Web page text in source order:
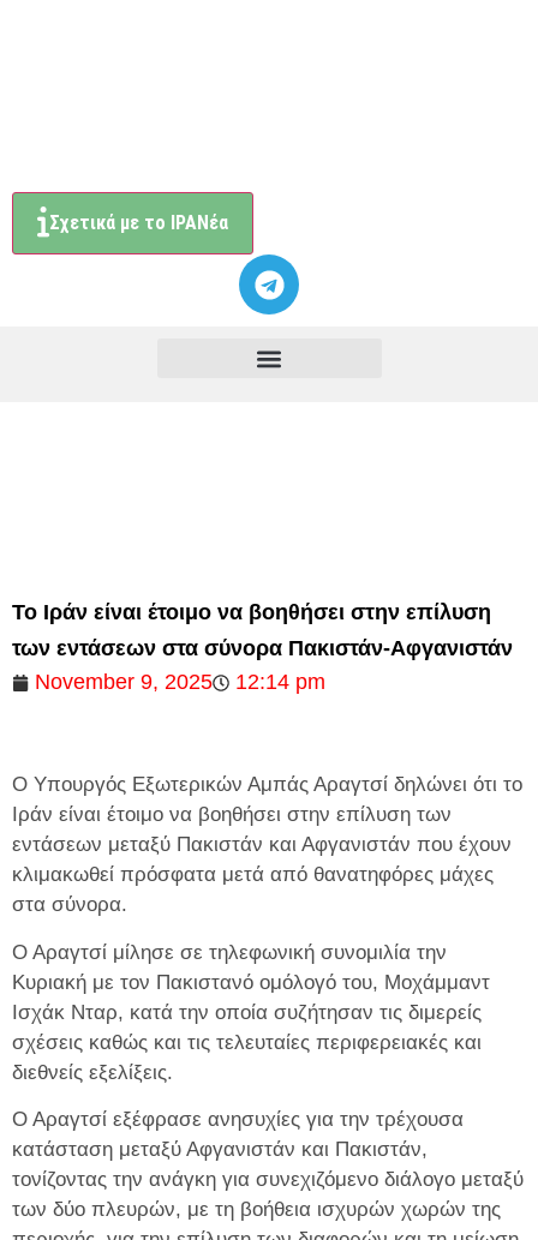
Σχετικά με το ΙΡΑΝέα
Το Ιράν είναι έτοιμο να βοηθήσει στην επίλυση
των εντάσεων στα σύνορα Πακιστάν-Αφγανιστάν
November 9, 2025
12:14 pm
Ο Υπουργός Εξωτερικών Αμπάς Αραγτσί δηλώνει ότι το
Ιράν είναι έτοιμο να βοηθήσει στην επίλυση των
εντάσεων μεταξύ Πακιστάν και Αφγανιστάν που έχουν
κλιμακωθεί πρόσφατα μετά από θανατηφόρες μάχες
στα σύνορα.
Ο Αραγτσί μίλησε σε τηλεφωνική συνομιλία την
Κυριακή με τον Πακιστανό ομόλογό του, Mοχάμμαντ
Ισχάκ Νταρ, κατά την οποία συζήτησαν τις διμερείς
σχέσεις καθώς και τις τελευταίες περιφερειακές και
διεθνείς εξελίξεις.
Ο Αραγτσί εξέφρασε ανησυχίες για την τρέχουσα
κατάσταση μεταξύ Αφγανιστάν και Πακιστάν,
τονίζοντας την ανάγκη για συνεχιζόμενο διάλογο μεταξύ
των δύο πλευρών, με τη βοήθεια ισχυρών χωρών της